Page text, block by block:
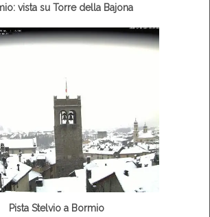
vista su Torre della Bajona
Pista Stelvio a Bormio